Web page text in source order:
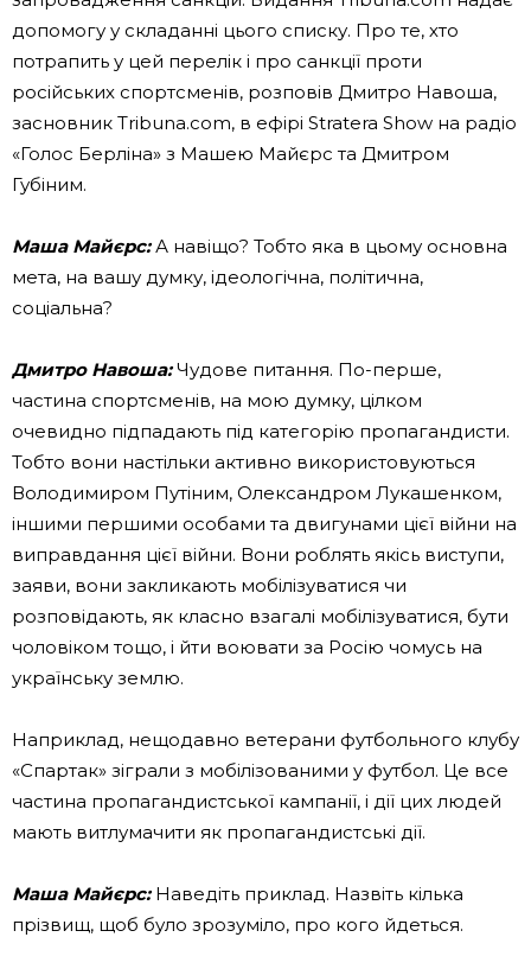
допомогу у складанні цього списку. Про те, хто
потрапить у цей перелік і про санкції проти
російських спортсменів, розповів Дмитро Навоша,
засновник Tribuna.com, в ефірі Stratera Show на радіо
«Голос Берліна» з Машею Майєрс та Дмитром
Губіним.
Маша Майєрс: А навіщо? Тобто яка в цьому основна
мета, на вашу думку, ідеологічна, політична,
соціальна?
Дмитро Навоша:Чудове питання. По-перше,
частина спортсменів, на мою думку, цілком
очевидно підпадають під категорію пропагандисти.
Тобто вони настільки активно використовуються
Володимиром Путіним, Олександром Лукашенком,
іншими першими особами та двигунами цієї війни на
виправдання цієї війни. Вони роблять якісь виступи,
заяви, вони закликають мобілізуватися чи
розповідають, як класно взагалі мобілізуватися, бути
чоловіком тощо, і йти воювати за Росію чомусь на
українську землю.
Наприклад, нещодавно ветерани футбольного клубу
«Спартак» зіграли з мобілізованими у футбол. Це все
частина пропагандистської кампанії, і дії цих людей
мають витлумачити як пропагандистські дії.
Маша Майєрс: Наведіть приклад. Назвіть кілька
прізвищ, щоб було зрозуміло, про кого йдеться.